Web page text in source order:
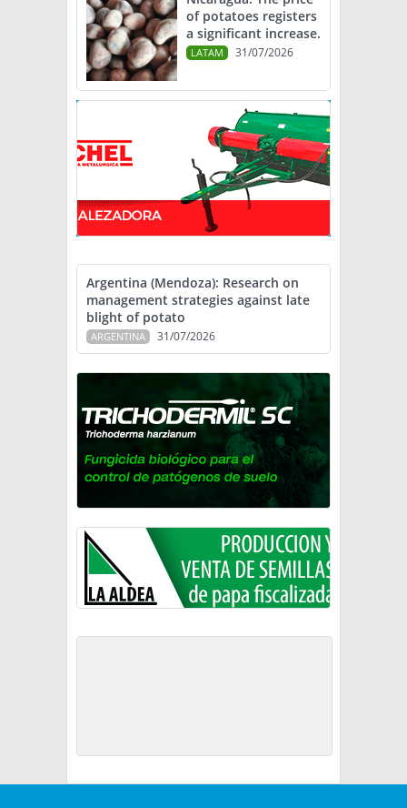
of potatoes registers
a significant increase.
LATAM 31/07/2026
Argentina (Mendoza): Research on
management strategies against late
blight of potato
ARGENTINA 31/07/2026